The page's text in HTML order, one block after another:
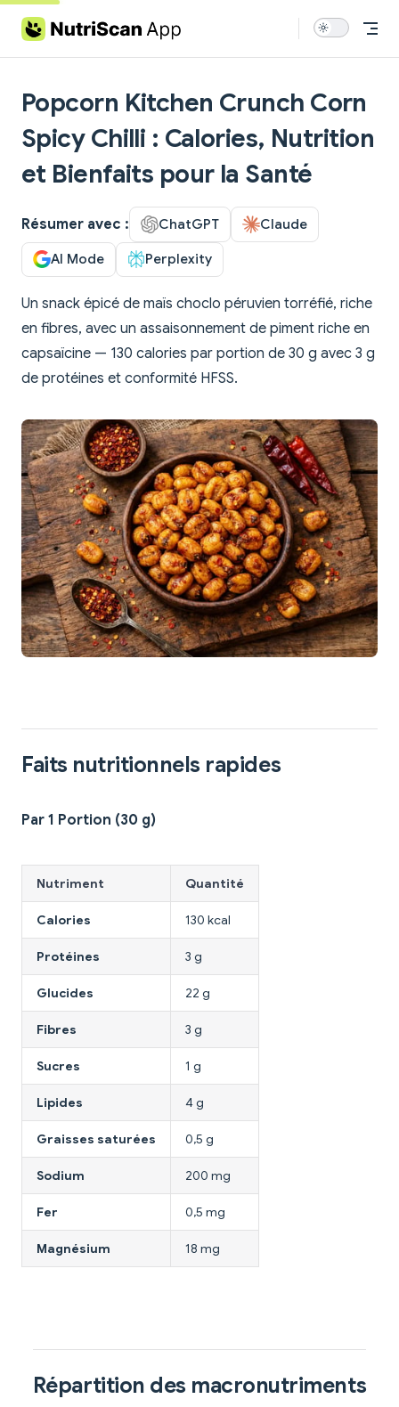
Skip to content
Popcorn Kitchen Crunch Corn
Spicy Chilli : Calories, Nutrition
et Bienfaits pour la Santé
Résumer avec : ChatGPT Claude
AI Mode Perplexity
Un snack épicé de maïs choclo péruvien torréfié, riche
en fibres, avec un assaisonnement de piment riche en
capsaïcine — 130 calories par portion de 30 g avec 3 g
de protéines et conformité HFSS.
Faits nutritionnels rapides
Par 1 Portion (30 g)
Nutriment Quantité
Calories 130 kcal
Protéines 3 g
Glucides 22 g
Fibres 3 g
Sucres 1 g
Lipides 4 g
Graisses saturées 0,5 g
Sodium 200 mg
Fer 0,5 mg
Magnésium 18 mg
Répartition des macronutriments